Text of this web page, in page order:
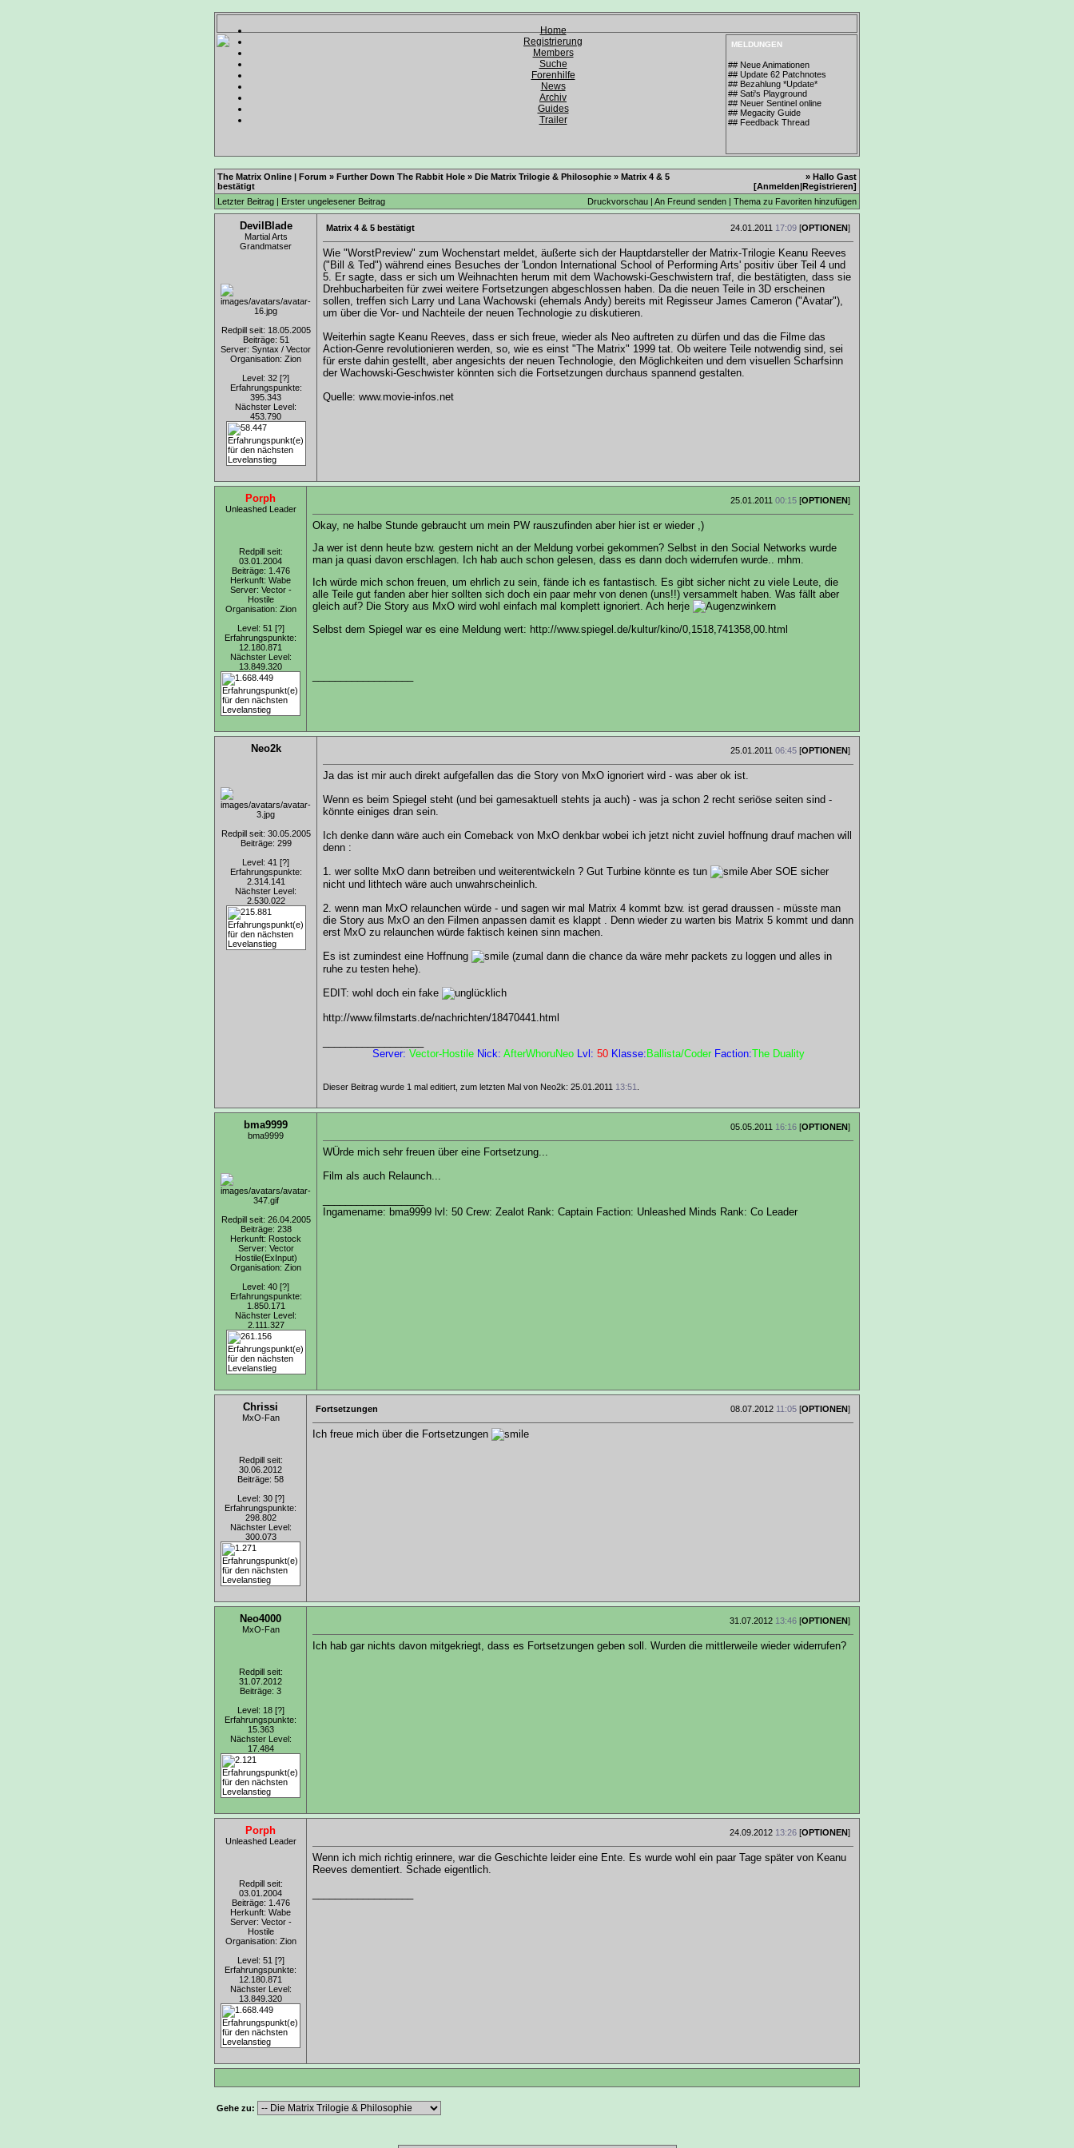
Home
Registrierung
Members
Suche
Forenhilfe
News
Archiv
Guides
Trailer
MELDUNGEN
## Neue Animationen
## Update 62 Patchnotes
## Bezahlung *Update*
## Sati's Playground
## Neuer Sentinel online
## Megacity Guide
## Feedback Thread
The Matrix Online | Forum » Further Down The Rabbit Hole » Die Matrix Trilogie & Philosophie » Matrix 4 & 5
bestätigt
» Hallo Gast
[Anmelden|Registrieren]
Letzter Beitrag | Erster ungelesener Beitrag Druckvorschau | An Freund senden | Thema zu Favoriten hinzufügen
DevilBlade
Martial Arts
Grandmatser
Redpill seit: 18.05.2005
Beiträge: 51
Server: Syntax / Vector
Organisation: Zion
Level: 32 [?]
Erfahrungspunkte:
395.343
Nächster Level:
453.790
Matrix 4 & 5 bestätigt 24.01.2011 17:09 [OPTIONEN]
Wie "WorstPreview" zum Wochenstart meldet, äußerte sich der Hauptdarsteller der Matrix-Trilogie Keanu Reeves
("Bill & Ted") während eines Besuches der 'London International School of Performing Arts' positiv über Teil 4 und
5. Er sagte, dass er sich um Weihnachten herum mit dem Wachowski-Geschwistern traf, die bestätigten, dass sie
Drehbucharbeiten für zwei weitere Fortsetzungen abgeschlossen haben. Da die neuen Teile in 3D erscheinen
sollen, treffen sich Larry und Lana Wachowski (ehemals Andy) bereits mit Regisseur James Cameron ("Avatar"),
um über die Vor- und Nachteile der neuen Technologie zu diskutieren.
Weiterhin sagte Keanu Reeves, dass er sich freue, wieder als Neo auftreten zu dürfen und das die Filme das
Action-Genre revolutionieren werden, so, wie es einst "The Matrix" 1999 tat. Ob weitere Teile notwendig sind, sei
für erste dahin gestellt, aber angesichts der neuen Technologie, den Möglichkeiten und dem visuellen Scharfsinn
der Wachowski-Geschwister könnten sich die Fortsetzungen durchaus spannend gestalten.
Quelle: www.movie-infos.net
Porph
Unleashed Leader
Redpill seit:
03.01.2004
Beiträge: 1.476
Herkunft: Wabe
Server: Vector -
Hostile
Organisation: Zion
Level: 51 [?]
Erfahrungspunkte:
12.180.871
Nächster Level:
13.849.320
25.01.2011 00:15 [OPTIONEN]
Okay, ne halbe Stunde gebraucht um mein PW rauszufinden aber hier ist er wieder ,)
Ja wer ist denn heute bzw. gestern nicht an der Meldung vorbei gekommen? Selbst in den Social Networks wurde
man ja quasi davon erschlagen. Ich hab auch schon gelesen, dass es dann doch widerrufen wurde.. mhm.
Ich würde mich schon freuen, um ehrlich zu sein, fände ich es fantastisch. Es gibt sicher nicht zu viele Leute, die
alle Teile gut fanden aber hier sollten sich doch ein paar mehr von denen (uns!!) versammelt haben. Was fällt aber
gleich auf? Die Story aus MxO wird wohl einfach mal komplett ignoriert. Ach herje
Selbst dem Spiegel war es eine Meldung wert: http://www.spiegel.de/kultur/kino/0,1518,741358,00.html
Neo2k
Redpill seit: 30.05.2005
Beiträge: 299
Level: 41 [?]
Erfahrungspunkte:
2.314.141
Nächster Level:
2.530.022
25.01.2011 06:45 [OPTIONEN]
Ja das ist mir auch direkt aufgefallen das die Story von MxO ignoriert wird - was aber ok ist.
Wenn es beim Spiegel steht (und bei gamesaktuell stehts ja auch) - was ja schon 2 recht seriöse seiten sind -
könnte einiges dran sein.
Ich denke dann wäre auch ein Comeback von MxO denkbar wobei ich jetzt nicht zuviel hoffnung drauf machen will
denn :
1. wer sollte MxO dann betreiben und weiterentwickeln ? Gut Turbine könnte es tun
Aber SOE sicher
nicht und lithtech wäre auch unwahrscheinlich.
2. wenn man MxO relaunchen würde - und sagen wir mal Matrix 4 kommt bzw. ist gerad draussen - müsste man
die Story aus MxO an den Filmen anpassen damit es klappt . Denn wieder zu warten bis Matrix 5 kommt und dann
erst MxO zu relaunchen würde faktisch keinen sinn machen.
Es ist zumindest eine Hoffnung
(zumal dann die chance da wäre mehr packets zu loggen und alles in
ruhe zu testen hehe).
EDIT: wohl doch ein fake
http://www.filmstarts.de/nachrichten/18470441.html
Server: Vector-Hostile Nick: AfterWhoruNeo Lvl: 50Klasse: Ballista/Coder Faction:The Duality
Dieser Beitrag wurde 1 mal editiert, zum letzten Mal von Neo2k: 25.01.2011 13:51
bma9999
bma9999
Redpill seit: 26.04.2005
Beiträge: 238
Herkunft: Rostock
Server: Vector
Hostile(ExInput)
Organisation: Zion
Level: 40 [?]
Erfahrungspunkte:
1.850.171
Nächster Level:
2.111.327
05.05.2011 16:16 [OPTIONEN]
WÜrde mich sehr freuen über eine Fortsetzung...
Film als auch Relaunch...
Ingamename: bma9999 lvl: 50 Crew: Zealot Rank: Captain Faction: Unleashed Minds Rank: Co Leader
Chrissi
MxO-Fan
Redpill seit:
30.06.2012
Beiträge: 58
Level: 30 [?]
Erfahrungspunkte:
298.802
Nächster Level:
300.073
Fortsetzungen 08.07.2012 11:05 [OPTIONEN]
Ich freue mich über die Fortsetzungen
Neo4000
MxO-Fan
Redpill seit:
31.07.2012
Beiträge: 3
Level: 18 [?]
Erfahrungspunkte:
15.363
Nächster Level:
17.484
31.07.2012 13:46 [OPTIONEN]
Ich hab gar nichts davon mitgekriegt, dass es Fortsetzungen geben soll. Wurden die mittlerweile wieder widerrufen?
Porph
Unleashed Leader
Redpill seit:
03.01.2004
Beiträge: 1.476
Herkunft: Wabe
Server: Vector -
Hostile
Organisation: Zion
Level: 51 [?]
Erfahrungspunkte:
12.180.871
Nächster Level:
13.849.320
24.09.2012 13:26 [OPTIONEN]
Wenn ich mich richtig erinnere, war die Geschichte leider eine Ente. Es wurde wohl ein paar Tage später von Keanu
Reeves dementiert. Schade eigentlich.
Gehe zu: